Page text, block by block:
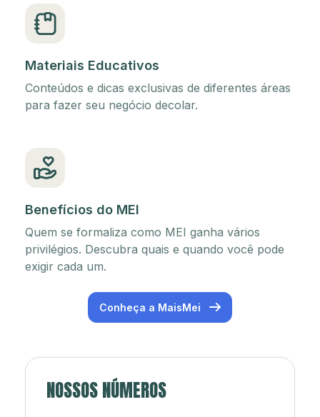
Materiais Educativos
Conteúdos e dicas exclusivas de diferentes áreas
para fazer seu negócio decolar.
Benefícios do MEI
Quem se formaliza como MEI ganha vários
privilégios. Descubra quais e quando você pode
exigir cada um.
Conheça a MaisMei
NOSSOS NÚMEROS